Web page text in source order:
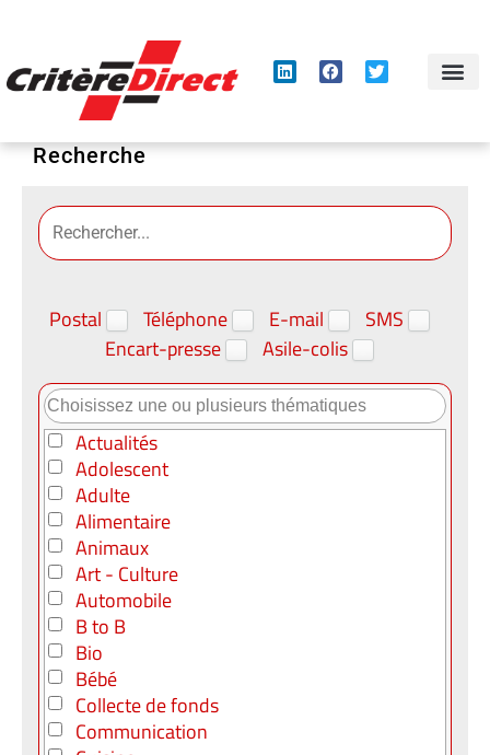
Recherche
Postal Téléphone E-mail
SMS
Encart-presse
Asile-colis
Actualités
Adolescent
Adulte
Alimentaire
Animaux
Art - Culture
Automobile
B to B
Bio
Bébé
Collecte de fonds
Communication